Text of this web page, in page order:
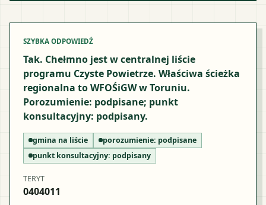
SZYBKA ODPOWIEDŹ
Tak. Chełmno jest w centralnej liście
programu Czyste Powietrze. Właściwa ścieżka
regionalna to WFOŚiGW w Toruniu.
Porozumienie: podpisane; punkt
konsultacyjny: podpisany.
gmina na liście porozumienie: podpisane
punkt konsultacyjny: podpisany
TERYT
0404011